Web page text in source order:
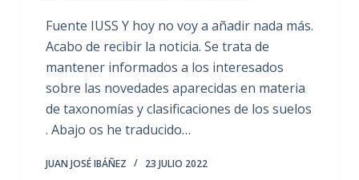
Fuente IUSS Y hoy no voy a añadir nada más.
Acabo de recibir la noticia. Se trata de
mantener informados a los interesados
sobre las novedades aparecidas en materia
de taxonomías y clasificaciones de los suelos
. Abajo os he traducido…
JUAN JOSÉ IBÁÑEZ 23 JULIO 2022